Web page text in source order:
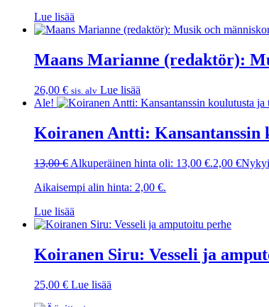
Lue lisää
Maans Marianne (redaktör):
26,00 € sis. alv Lue lisää
Ale!
Koiranen Antti: Kansantanssin
13,00€ Alkuperäinen hinta oli: 13,00 €.2,00 €
Aikaisempi alin hinta: 2,00 €.
Lue lisää
Koiranen Siru: Vesseli ja
25,00 € Lue lisää